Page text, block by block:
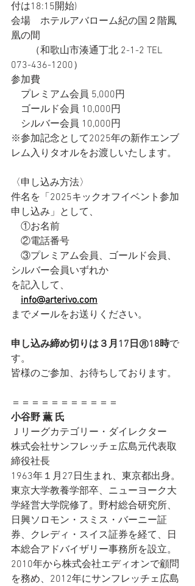
付は18:15開始)
会場　ホテルアバローム紀の国２階鳳
凰の間
（和歌山市湊通丁北 2-1-2 TEL
073-436-1200）
参加費
プレミアム会員 5,000円
ゴールド会員 10,000円
シルバー会員 10,000円
※参加記念として2025年の新作エンブ
レム入りタオルをお渡しいたします。
〈申し込み方法〉
件名を「2025キックオフイベント参加
申し込み」として、
①お名前
②電話番号
③プレミアム会員、ゴールド会員、
シルバー会員いずれか
を記入して、
info@arterivo.com
までメールをお送りください。
申し込み締め切りは３月17日㊊18時で
す。
皆様のご参加、お待ちしております。
＝＝＝＝＝＝＝＝＝＝＝
小谷野 薫 氏
Ｊリーグカテゴリー・ダイレクター
株式会社サンフレッチェ広島元代表取
締役社長
1963年１月27日生まれ、東京都出身。
東京大学教養学部卒、ニューヨーク大
学経営大学院修了。野村総合研究所、
日興ソロモン・スミス・バーニー証
券、クレディ・スイス証券を経て、日
本総合アドバイザリー事務所を設立。
2010年から株式会社エディオンで顧問
を務め、2012年にサンフレッチェ広島